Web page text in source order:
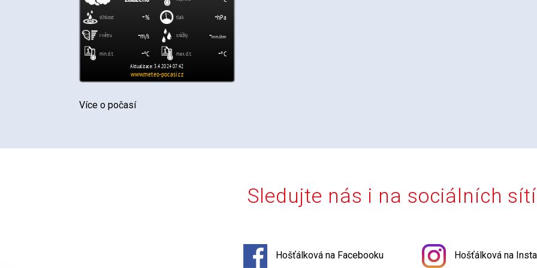
Více o počasí
Sledujte nás i na sociálních
Hošťálková na Facebooku Hošťálková na